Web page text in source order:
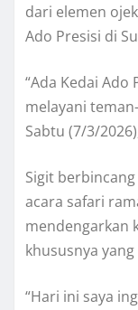
dari elemen
Ado Presisi di
“Ada Kedai
melayani
Sabtu (7/3/
Sigit
acara safari
mendengarkan
khususnya
“Hari ini saya